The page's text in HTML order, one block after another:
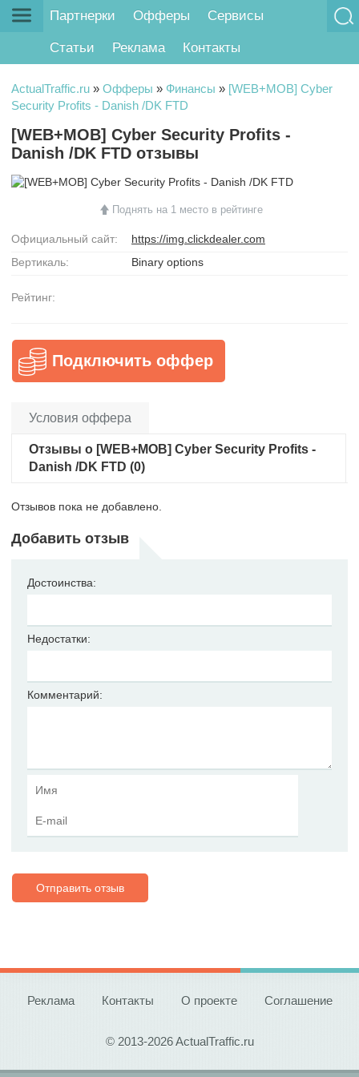
Партнерки Офферы Сервисы
Статьи Реклама Контакты
ActualTraffic.ru » Офферы » Финансы » [WEB+MOB] Cyber
Security Profits - Danish /DK FTD
[WEB+MOB] Cyber Security Profits -
Danish /DK FTD отзывы
Поднять на 1 место в рейтинге
Официальный сайт:
https://img.clickdealer.com
Вертикаль:
Binary options
Рейтинг:
Подключить оффер
Условия оффера
Отзывы о [WEB+MOB] Cyber Security Profits -
Danish /DK FTD (0)
Отзывов пока не добавлено.
Добавить отзыв
Достоинства:
Недостатки:
Комментарий:
Отправить отзыв
Реклама Контакты О проекте Соглашение
© 2013-2026 ActualTraffic.ru